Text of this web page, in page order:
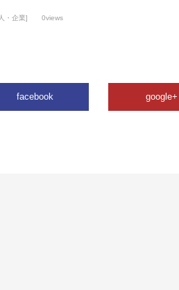
・企業] 0views
facebook google+